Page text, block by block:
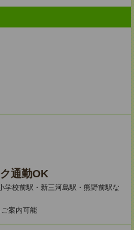
通勤OK
学校前駅・新三河島駅・熊野前駅な
案内可能